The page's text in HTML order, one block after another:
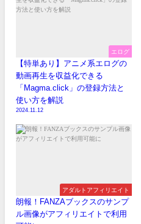
エログ
【特単あり】アニメ系エログの
動画再生を収益化できる
「Magma.click」の登録方法と
使い方を解説
2024.11.12
アダルトアフィリエイト
朗報！FANZAブックスのサンプ
ル画像がアフィリエイトで利用